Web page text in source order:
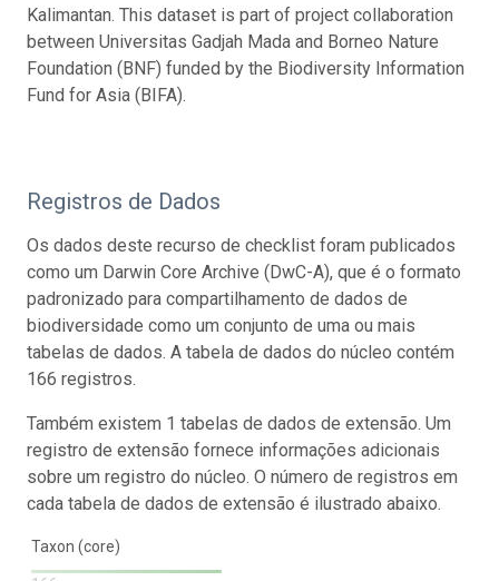
Kalimantan. This dataset is part of project collaboration
between Universitas Gadjah Mada and Borneo Nature
Foundation (BNF) funded by the Biodiversity Information
Fund for Asia (BIFA).
Registros de Dados
Os dados deste recurso de checklist foram publicados
como um Darwin Core Archive (DwC-A), que é o formato
padronizado para compartilhamento de dados de
biodiversidade como um conjunto de uma ou mais
tabelas de dados. A tabela de dados do núcleo contém
166 registros.
Também existem 1 tabelas de dados de extensão. Um
registro de extensão fornece informações adicionais
sobre um registro do núcleo. O número de registros em
cada tabela de dados de extensão é ilustrado abaixo.
Taxon (core)